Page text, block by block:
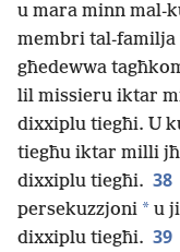
u mara minn mal-
membri tal-familja
għedewwa
lil missieru iktar
dixxiplu tiegħi. U
tiegħu iktar milli
dixxiplu tiegħi. 38
persekuzzjoni * u
dixxiplu tiegħi. 39